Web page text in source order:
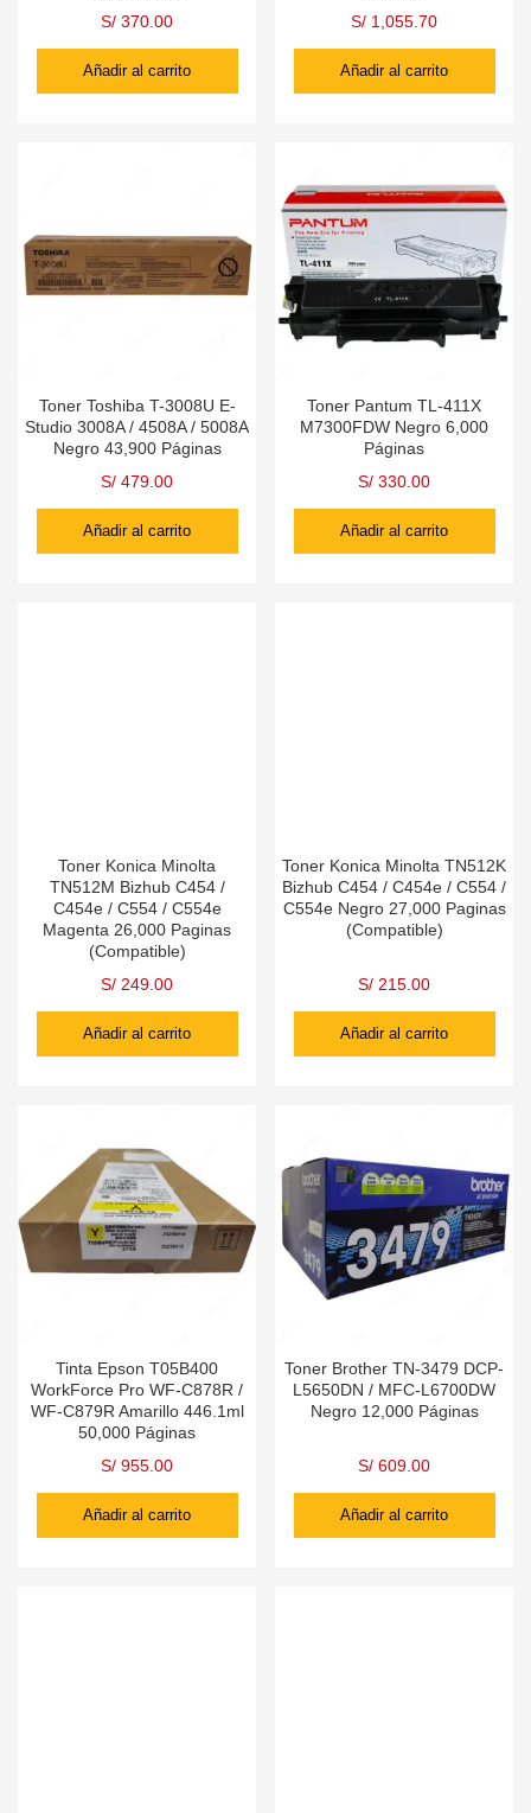
S/ 370.00
Añadir al carrito
S/ 1,055.70
Añadir al carrito
Toner Toshiba T-3008U E-
Studio 3008A / 4508A / 5008A
Negro 43,900 Páginas
S/ 479.00
Añadir al carrito
Toner Pantum TL-411X
M7300FDW Negro 6,000
Páginas
S/ 330.00
Añadir al carrito
Toner Konica Minolta
TN512M Bizhub C454 /
C454e / C554 / C554e
Magenta 26,000 Paginas
(Compatible)
S/ 249.00
Añadir al carrito
Toner Konica Minolta TN512K
Bizhub C454 / C454e / C554 /
C554e Negro 27,000 Paginas
(Compatible)
S/ 215.00
Añadir al carrito
Tinta Epson T05B400
WorkForce Pro WF-C878R /
WF-C879R Amarillo 446.1ml
50,000 Páginas
S/ 955.00
Añadir al carrito
Toner Brother TN-3479 DCP-
L5650DN / MFC-L6700DW
Negro 12,000 Páginas
S/ 609.00
Añadir al carrito